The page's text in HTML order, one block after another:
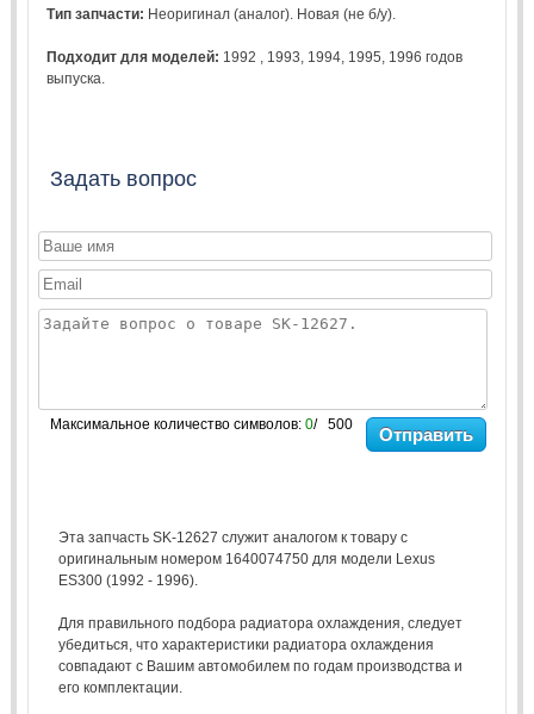
Тип запчасти: Неоригинал (аналог). Новая (не б/у).
Подходит для моделей: 1992 1993 1994 1995 1996 годов
выпуска.
Задать вопрос
Максимальное количество символов: 0/ 500 Отправить
Эта запчасть SK-12627 служит аналогом к товару с
оригинальным номером 1640074750 для модели Lexus
ES300 (1992 - 1996).
Для правильного подбора радиатора охлаждения, следует
убедиться, что характеристики радиатора охлаждения
совпадают с Вашим автомобилем по годам производства и
его комплектации.